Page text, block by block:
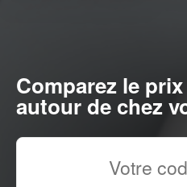
Comparez le
autour de chez